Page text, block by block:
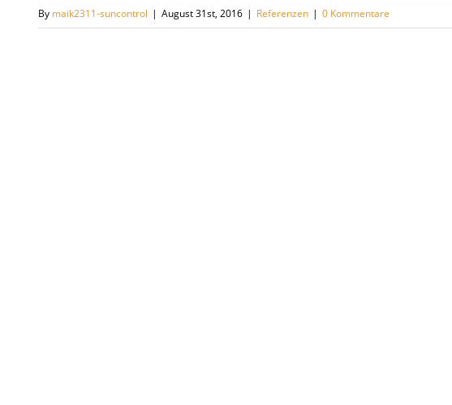
By maik2311-suncontrol | August 31st, 2016 | Referenzen | 0 Kommentare